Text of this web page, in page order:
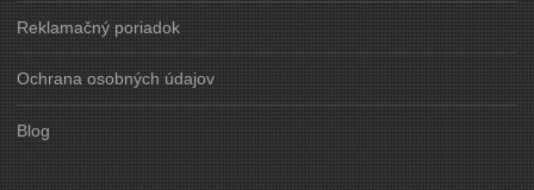
Reklamačný poriadok
Ochrana osobných údajov
Blog